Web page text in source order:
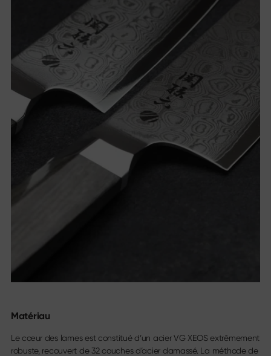
Matériau
Le cœur des lames est constitué d’un acier VG XEOS extrêmement
robuste, recouvert de 32 couches d’acier damassé. La méthode de